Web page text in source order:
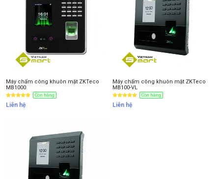
Máy chấm công khuôn mặt ZKTeco
MB1000
Còn hàng
Liên hệ
Máy chấm công khuôn mặt ZKTeco
MB100-VL
Còn hàng
Liên hệ